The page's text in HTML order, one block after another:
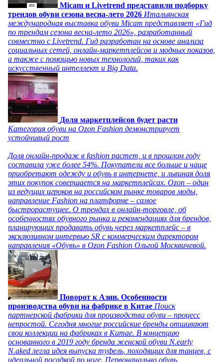
Micam и Livetrend представили подборку
трендов обуви сезона весна-лето 2026 Итальянская
международная выставка обуви Micam представляет «Гид
по трендам сезона весна-лето 2026», разработанный
совместно с Livetrend. Гид разработан на основе анализа
социальных сетей, онлайн-маркетплейсов и модных показов,
а также с помощью новых технологий, таких как
искусственный интеллект и Big Data.
Доля маркетплейсов будет расти
Категория обуви на Ozon Fashion демонстрирует
устойчивый рост
Доля онлайн-продаж в fashion растет, и в прошлом году
составила уже более 54%. Покупатели все больше и чаще
приобретают одежду и обувь в интернете, и львиная доля
этих покупок совершается на маркетплейсах. Ozon – один
из ведущих игроков на российском рынке товаров моды,
направление Fashion на платформе – самое
быстрорастущее. О трендах в онлайн-торговле, об
особенностях обувного рынка и рекомендациях для брендов,
планирующих продавать обувь через маркетплейс – в
эксклюзивном интервью SR с коммерческим директором
направления «Обувь» в Ozon Fashion Ольгой Москвичевой.
Поворот к Азии. Особенности
производства обуви на фабрике в Китае Поиск
партнерской фабрики для производства обуви – процесс
непростой. Сегодня многие российские бренды отшивают
свои коллекции на фабриках в Китае. В концепцию
основанного в 2019 году бренда женской обуви N.early
N.aked легла идея выпуска туфель, походящих для танцев, с
идеальной посадкой по ноге. Первоначально обувь